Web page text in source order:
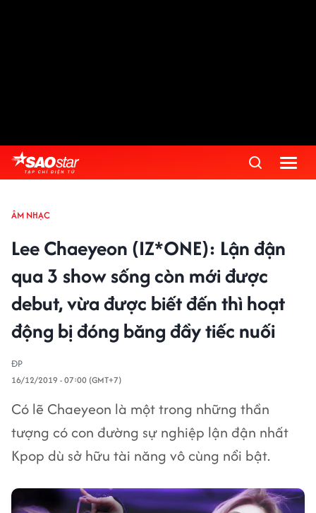
ÂM NHẠC
Lee Chaeyeon (IZ*ONE): Lận đận
qua 3 show sống còn mới được
debut, vừa được biết đến thì hoạt
động bị đóng băng đầy tiếc nuối
ĐP
16/12/2019 - 07:00 (GMT+7)
Có lẽ Chaeyeon là một trong những thần
tượng có con đường sự nghiệp lận đận nhất
Kpop dù sở hữu tài năng vô cùng nổi bật.